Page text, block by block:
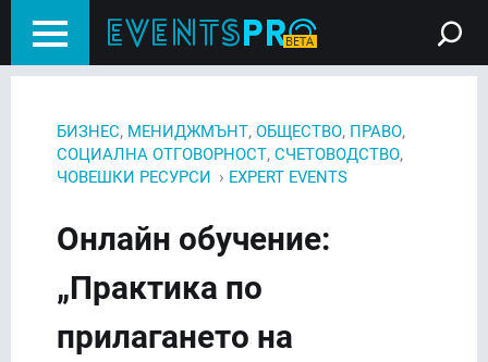
БИЗНЕС, МЕНИДЖМЪНТ, ОБЩЕСТВО, ПРАВО,
СОЦИАЛНА ОТГОВОРНОСТ, СЧЕТОВОДСТВО,
ЧОВЕШКИ РЕСУРСИ › EXPERT EVENTS
Онлайн обучение:
„Практика по
прилагането на